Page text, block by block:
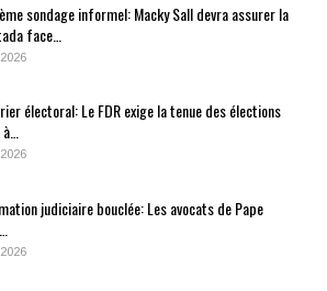
sondage informel: Macky Sall devra assurer la
face…
électoral: Le FDR exige la tenue des élections
judiciaire bouclée: Les avocats de Pape